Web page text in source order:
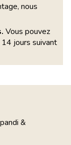
nous
Vous pouvez
jours suivant
&